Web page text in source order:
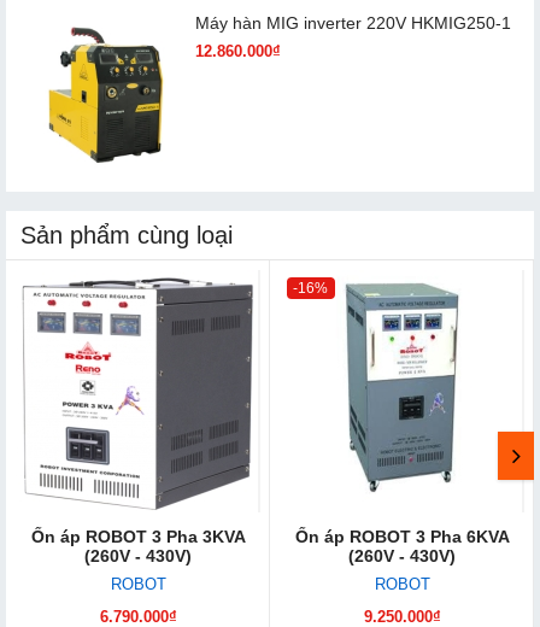
Máy hàn MIG inverter 220V HKMIG250-1
12.860.000₫
Sản phẩm cùng loại
Ổn áp ROBOT 3 Pha 3KVA
(260V - 430V)
ROBOT
6.790.000₫
-16%
Ổn áp ROBOT 3 Pha 6KVA
(260V - 430V)
ROBOT
9.250.000₫